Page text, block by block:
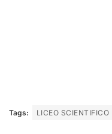
Tags: LICEO SCIENTIFICO